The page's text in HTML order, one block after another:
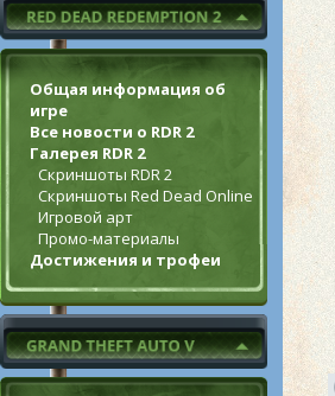
Общая информация об
игре
Все новости о RDR 2
Галерея RDR 2
Скриншоты RDR 2
Скриншоты Red Dead Online
Игровой арт
Промо-материалы
Достижения и трофеи